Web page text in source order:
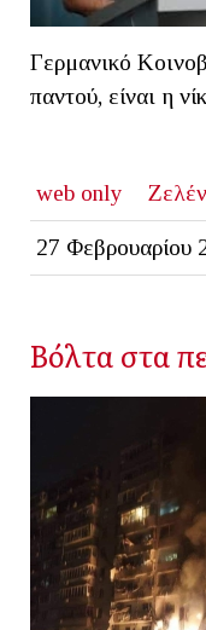
Γερμανικό
παντού, είναι η
web only
27 Φεβρουαρίου
Βόλτα στα